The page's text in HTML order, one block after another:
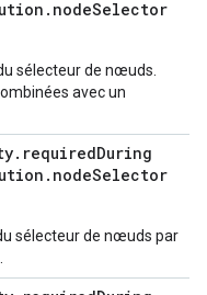
. nodeSelector
sélecteur de nœuds.
avec un
. requiredDuring
. nodeSelector
sélecteur de nœuds par